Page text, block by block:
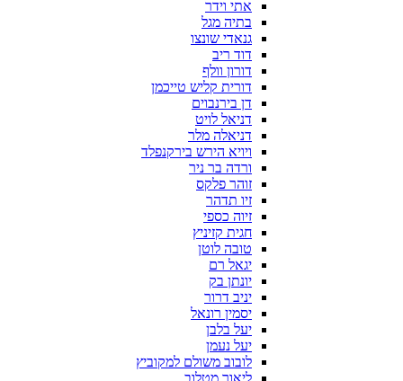
אתי וידר
בתיה מגל
גנאדי שונצו
דוד ריב
דורון וולף
דורית קליש טייכמן
דן בירנבוים
דניאל לויט
דניאלה מלר
ויויא הירש בירקנפלד
ורדה בר ניר
זוהר פלקס
זיו תדהר
זיוה כספי
חגית קזיניץ
טובה לוטן
יגאל רם
יונתן בק
יניב דרור
יסמין רונאל
יעל בלבן
יעל נעמן
לובוב משולם למקוביץ
ליאור מטלוב